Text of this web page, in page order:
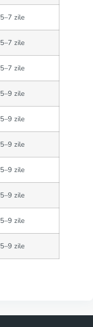
5–7 zile
5–7 zile
5–7 zile
5–9 zile
5–9 zile
5–9 zile
5–9 zile
5–9 zile
5–9 zile
5–9 zile